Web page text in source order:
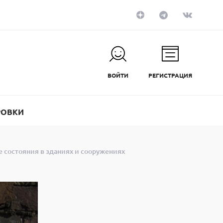
ВОЙТИ РЕГИСТРАЦИЯ
в зданиях и сооружениях